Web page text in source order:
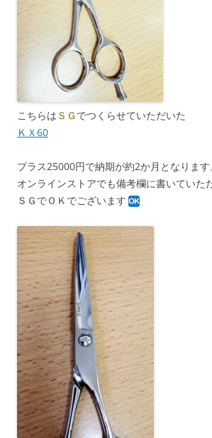
こちらは ＳＧ でつくらせていただいた
ＫＸ60
プラス25000円で納期が約2か月となります
オンラインストアでも備考欄に書いていた
ＳＧでＯＫでございます